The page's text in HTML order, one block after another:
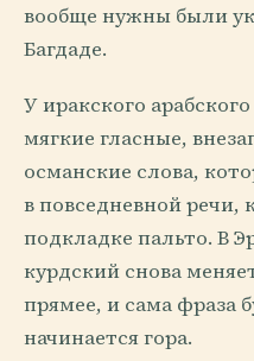
вообще нужны были
Багдаде.
У иракского
мягкие гласные,
османские слова,
в повседневной речи,
подкладке пальто. В
курдский снова
прямее, и сама фраза
начинается гора.